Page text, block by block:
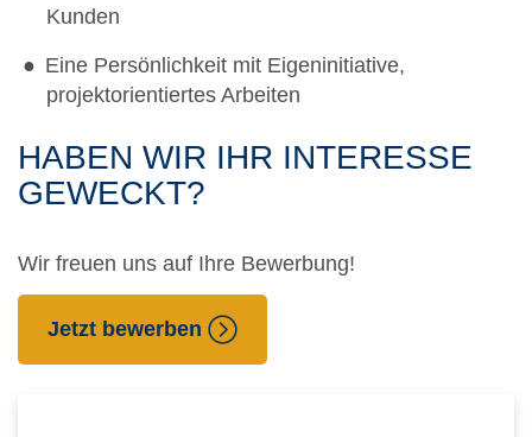
Kunden
Eine Persönlichkeit mit Eigeninitiative,
projektorientiertes Arbeiten
HABEN WIR IHR INTERESSE
GEWECKT?
Wir freuen uns auf Ihre Bewerbung!
Jetzt bewerben